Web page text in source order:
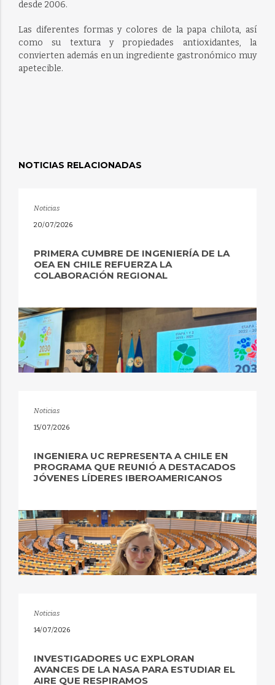
desde 2006.
Las diferentes formas y colores de la papa chilota, así
como su textura y propiedades antioxidantes, la
convierten además en un ingrediente gastronómico muy
apetecible.
NOTICIAS RELACIONADAS
Noticias
20/07/2026
PRIMERA CUMBRE DE INGENIERÍA DE LA
OEA EN CHILE REFUERZA LA
COLABORACIÓN REGIONAL
Noticias
15/07/2026
INGENIERA UC REPRESENTA A CHILE EN
PROGRAMA QUE REUNIÓ A DESTACADOS
JÓVENES LÍDERES IBEROAMERICANOS
Noticias
14/07/2026
INVESTIGADORES UC EXPLORAN
AVANCES DE LA NASA PARA ESTUDIAR EL
AIRE QUE RESPIRAMOS